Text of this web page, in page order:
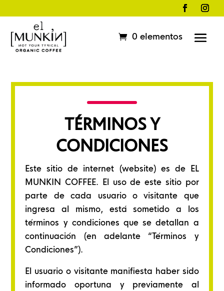
0 elementos
TÉRMINOS Y
CONDICIONES
Este sitio de internet (website) es de EL
MUNKIN COFFEE. El uso de este sitio por
parte de cada usuario o visitante que
ingresa al mismo, está sometido a los
términos y condiciones que se detallan a
continuación (en adelante “Términos y
Condiciones”).
El usuario o visitante manifiesta haber sido
informado oportuna y previamente al